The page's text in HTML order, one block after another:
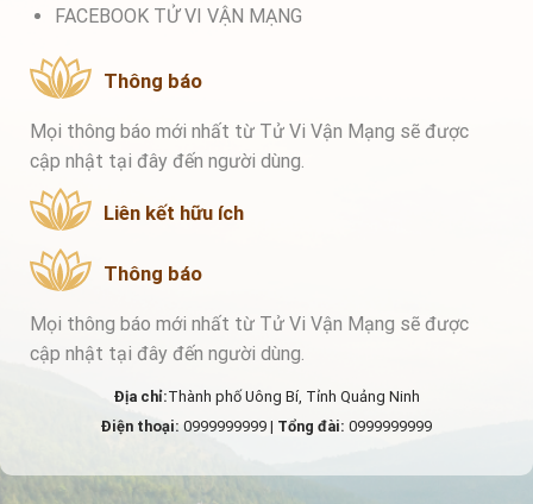
FACEBOOK TỬ VI VẬN MẠNG
Thông báo
Mọi thông báo mới nhất từ Tử Vi Vận Mạng sẽ được
cập nhật tại đây đến người dùng.
Liên kết hữu ích
Thông báo
Mọi thông báo mới nhất từ Tử Vi Vận Mạng sẽ được
cập nhật tại đây đến người dùng.
Địa chỉ:Thành phố Uông Bí, Tỉnh Quảng Ninh
Điện thoại: 0999999999 | Tổng đài: 0999999999